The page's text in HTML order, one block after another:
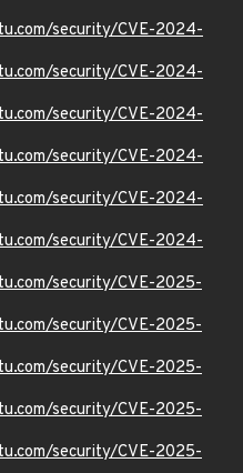
security/CVE-2024-
security/CVE-2024-
security/CVE-2024-
security/CVE-2024-
security/CVE-2024-
security/CVE-2024-
security/CVE-2025-
security/CVE-2025-
security/CVE-2025-
security/CVE-2025-
security/CVE-2025-